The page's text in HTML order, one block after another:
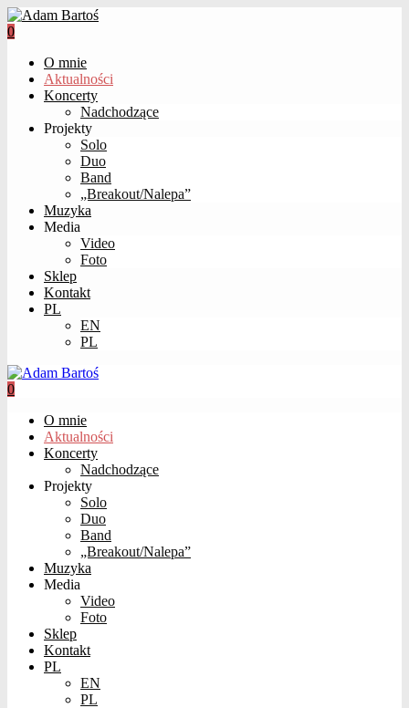
0
O mnie
Aktualności
Koncerty
Nadchodzące
Projekty
Solo
Duo
Band
„Breakout/Nalepa”
Muzyka
Media
Video
Foto
Sklep
Kontakt
PL
EN
PL
0
O mnie
Aktualności
Koncerty
Nadchodzące
Projekty
Solo
Duo
Band
„Breakout/Nalepa”
Muzyka
Media
Video
Foto
Sklep
Kontakt
PL
EN
PL